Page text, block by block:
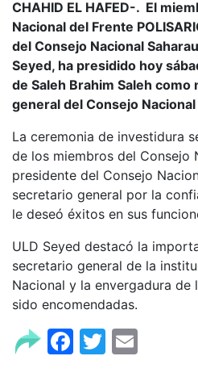
CHAHID EL HAFED-. El
Nacional del Frente
del Consejo Nacional
Seyed, ha presidido hoy
de Saleh Brahim Saleh
general del Consejo Nacional
La ceremonia de investidura
de los miembros del Consejo
presidente del Consejo
secretario general por la
le deseó éxitos en sus
ULD Seyed destacó la
secretario general de la
Nacional y la envergadura de
sido encomendadas.
Facebook
Twitter